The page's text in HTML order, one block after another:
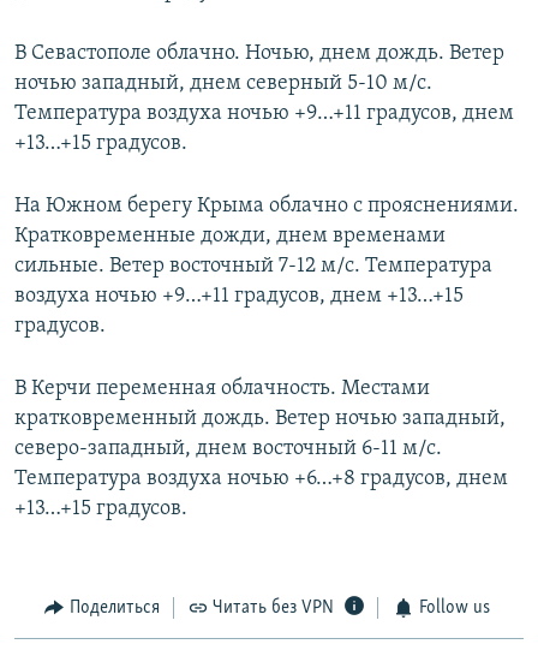
В Севастополе облачно. Ночью, днем дождь. Ветер
ночью западный, днем северный 5-10 м/с.
Температура воздуха ночью +9…+11 градусов, днем
+13…+15 градусов.
На Южном берегу Крыма облачно с прояснениями.
Кратковременные дожди, днем временами
сильные. Ветер восточный 7-12 м/с. Температура
воздуха ночью +9…+11 градусов, днем +13…+15
градусов.
В Керчи переменная облачность. Местами
кратковременный дождь. Ветер ночью западный,
северо-западный, днем восточный 6-11 м/с.
Температура воздуха ночью +6…+8 градусов, днем
+13…+15 градусов.
Поделиться Читать без VPN Follow us